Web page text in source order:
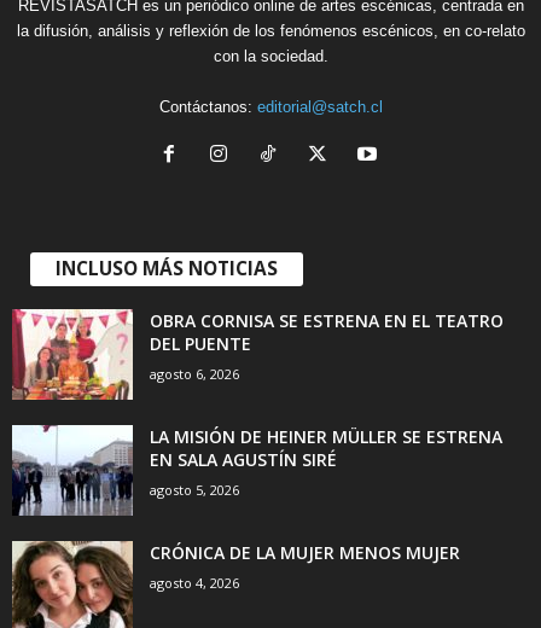
REVISTASATCH es un periódico online de artes escénicas, centrada en
la difusión, análisis y reflexión de los fenómenos escénicos, en co-relato
con la sociedad.
Contáctanos: editorial@satch.cl
INCLUSO MÁS NOTICIAS
OBRA CORNISA SE ESTRENA EN EL TEATRO
DEL PUENTE
agosto 6, 2026
LA MISIÓN DE HEINER MÜLLER SE ESTRENA
EN SALA AGUSTÍN SIRÉ
agosto 5, 2026
CRÓNICA DE LA MUJER MENOS MUJER
agosto 4, 2026